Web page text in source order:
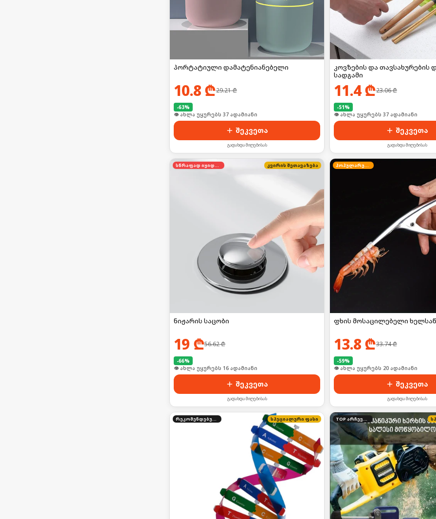
პორტატიული დამატენიანებელი
10.8₾29.21₾
-63%
👁 ახლა უყურებს 37 ადამიანი
შეკვეთა
გადახდა მიღებისას
კოვზების და თავსახურების
სადგამი
11.4₾23.06₾
-51%
შეკვეთა
გადახდა მიღებისას
სწრაფად იყიდება კვირის შეთავაზება
ნიჟარის საცობი
19₾56.62₾
-66%
👁 ახლა უყურებს 16 ადამიანი
შეკვეთა
გადახდა მიღებისას
პოპულარული
ფხის მოსაცილებელი
13.8₾33.74₾
-59%
👁 ახლა უყურებს 20 ადამიანი
შეკვეთა
გადახდა მიღებისას
რეკომენდებული სპეციალური ფასი TOP არჩევანი